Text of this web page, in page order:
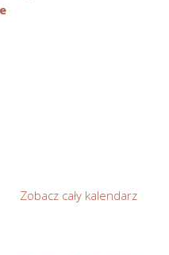
Zobacz cały kalendarz